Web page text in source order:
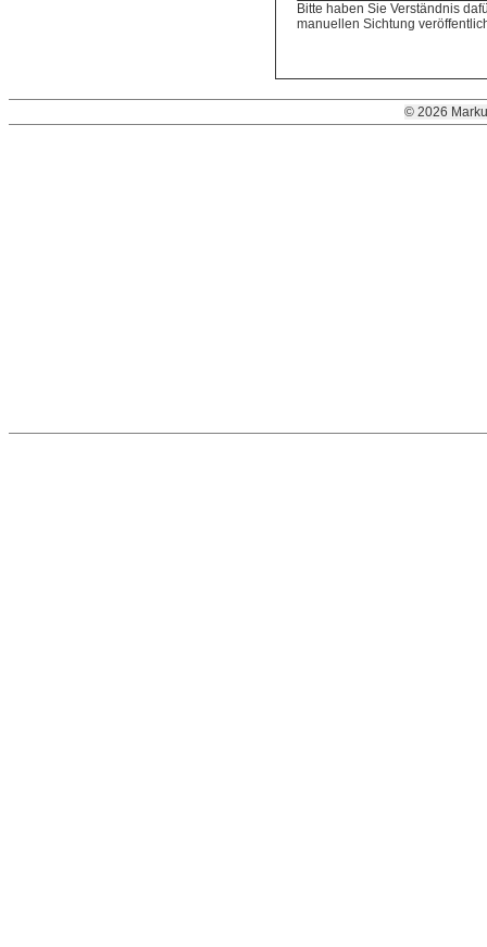
Bitte haben Sie Verständnis
manuellen Sichtung
© 2026